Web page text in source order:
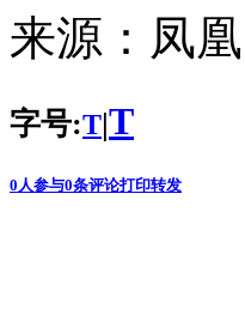
来源： 凤
字号:T|T
0 人参与0条评论打印转发